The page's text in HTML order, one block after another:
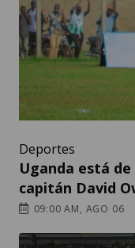
Deportes
Uganda está
capitán David
09:00 AM, AGO 06